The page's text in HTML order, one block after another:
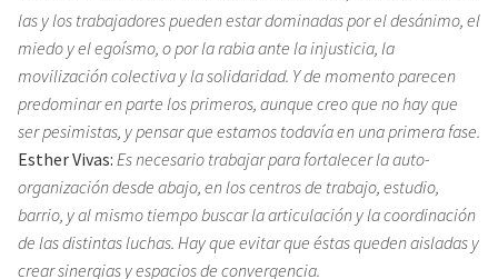
las y los trabajadores pueden estar dominadas por el desánimo, el
miedo y el egoísmo, o por la rabia ante la injusticia, la
movilización colectiva y la solidaridad. Y de momento parecen
predominar en parte los primeros, aunque creo que no hay que
ser pesimistas, y pensar que estamos todavía en una primera fase.
Esther Vivas: Es necesario trabajar para fortalecer la auto-
organización desde abajo, en los centros de trabajo, estudio,
barrio, y al mismo tiempo buscar la articulación y la coordinación
de las distintas luchas. Hay que evitar que éstas queden aisladas y
crear sinergias y espacios de convergencia.